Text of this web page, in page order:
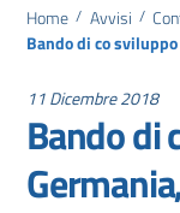
Home / Avvisi /
Bando di co
11 Dicembre 2018
Bando di